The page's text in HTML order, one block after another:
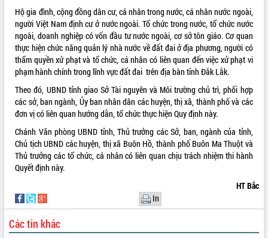
LIÊN KẾT WEB
THỐNG KÊ TRUY CẬP
Tất cả: 66111770
Hộ gia đình, cộng đồng dân cư, cá nhân trong nước, cá nhân nước ngoài,
người Việt Nam định cư ở nước ngoài. Tổ chức trong nước, tổ chức nước
ngoài, doanh nghiệp có vốn đầu tư nước ngoài, cơ sở tôn giáo. Cơ quan
thực hiện chức năng quản lý nhà nước về đất đai ở địa phương, người có
thẩm quyền xử phạt và tổ chức, cá nhân có liên quan đến việc xử phạt vi
phạm hành chính trong lĩnh vực đất đai trên địa bàn tỉnh Đắk Lắk.
Theo đó, UBND tỉnh giao Sở Tài nguyên và Môi trường chủ trì, phối hợp
các sở, ban ngành, Ủy ban nhân dân các huyện, thị xã, thành phố và các
đơn vị có liên quan hướng dẫn, tổ chức thực hiện Quy định này.
Chánh Văn phòng UBND tỉnh, Thủ trưởng các Sở, ban, ngành của tỉnh,
Chủ tịch UBND các huyện, thị xã Buôn Hồ, thành phố Buôn Ma Thuột và
Thủ trưởng các tổ chức, cá nhân có liên quan chịu trách nhiệm thi hành
Quyết định này.
HT Bắc
In
Các tin khác